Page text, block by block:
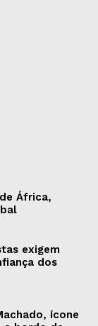
África,
exigem
dos
ícone